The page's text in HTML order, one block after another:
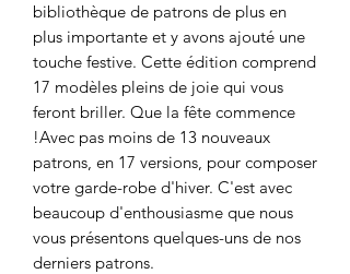
bibliothèque de patrons de plus en
plus importante et y avons ajouté une
touche festive. Cette édition comprend
17 modèles pleins de joie qui vous
feront briller. Que la fête commence
!Avec pas moins de 13 nouveaux
patrons, en 17 versions, pour composer
votre garde-robe d'hiver. C'est avec
beaucoup d'enthousiasme que nous
vous présentons quelques-uns de nos
derniers patrons.